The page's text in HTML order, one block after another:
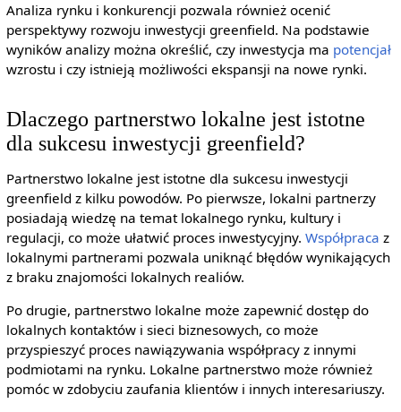
Analiza rynku i konkurencji pozwala również ocenić
perspektywy rozwoju inwestycji greenfield. Na podstawie
wyników analizy można określić, czy inwestycja ma potencjał
wzrostu i czy istnieją możliwości ekspansji na nowe rynki.
Dlaczego partnerstwo lokalne jest istotne
dla sukcesu inwestycji greenfield?
Partnerstwo lokalne jest istotne dla sukcesu inwestycji
greenfield z kilku powodów. Po pierwsze, lokalni partnerzy
posiadają wiedzę na temat lokalnego rynku, kultury i
regulacji, co może ułatwić proces inwestycyjny. Współpraca z
lokalnymi partnerami pozwala uniknąć błędów wynikających
z braku znajomości lokalnych realiów.
Po drugie, partnerstwo lokalne może zapewnić dostęp do
lokalnych kontaktów i sieci biznesowych, co może
przyspieszyć proces nawiązywania współpracy z innymi
podmiotami na rynku. Lokalne partnerstwo może również
pomóc w zdobyciu zaufania klientów i innych interesariuszy.